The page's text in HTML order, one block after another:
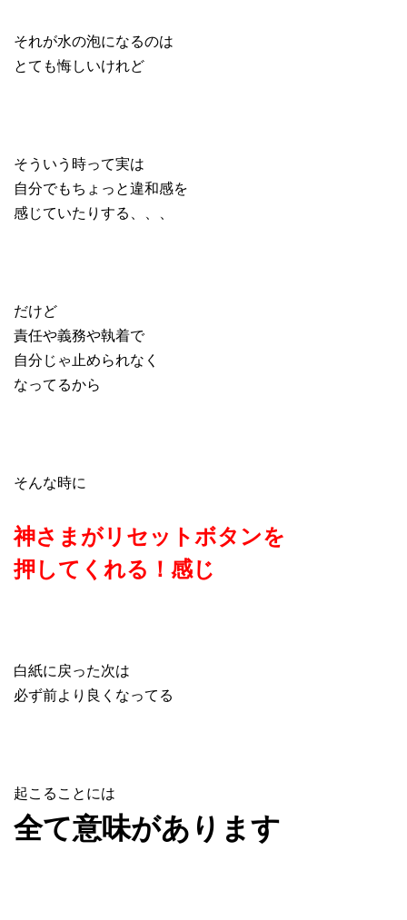
それが水の泡になるのは
とても悔しいけれど
そういう時って実は
自分でもちょっと違和感を
感じていたりする、、、
だけど
責任や義務や執着で
自分じゃ止められなく
なってるから
そんな時に
神さまがリセットボタンを
押してくれる！感じ
白紙に戻った次は
必ず前より良くなってる
起こることには
全て意味があります